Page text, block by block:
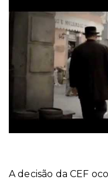
A decisão da CEF